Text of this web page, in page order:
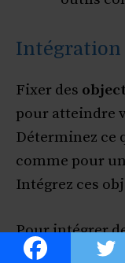
Intégration
Fixer des
pour atteindre
Déterminez ce
comme pour
Intégrez ces
Pour intégrer